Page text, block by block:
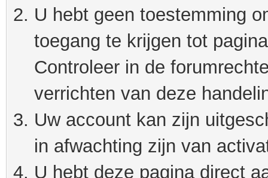
U hebt geen toestemming
toegang te krijgen tot
Controleer in de
verrichten van deze
Uw account kan zijn
in afwachting zijn van
U hebt deze pagina direct